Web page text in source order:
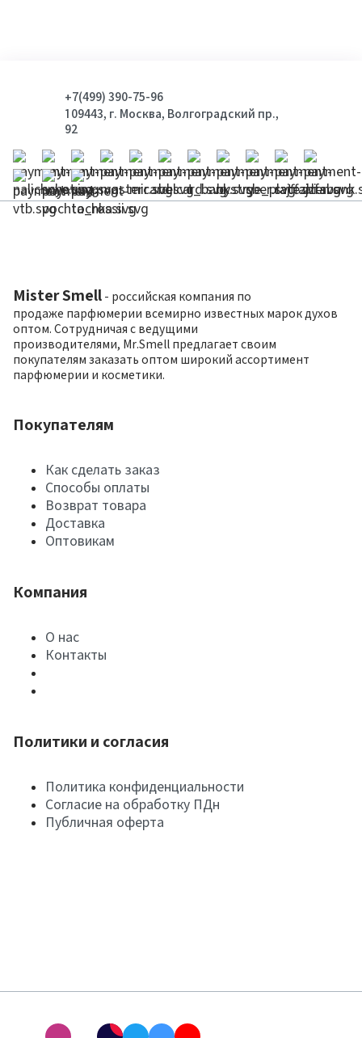
+7(499) 390-75-96
109443, г. Москва, Волгоградский пр.,
92
Mister Smell - российская компания по
продаже парфюмерии всемирно известных марок духов
оптом. Сотрудничая с ведущими
производителями, Mr.Smell предлагает своим
покупателям заказать оптом широкий ассортимент
парфюмерии и косметики.
Покупателям
Как сделать заказ
Способы оплаты
Возврат товара
Доставка
Оптовикам
Компания
О нас
Контакты
Политики и согласия
Политика конфиденциальности
Согласие на обработку ПДн
Публичная оферта